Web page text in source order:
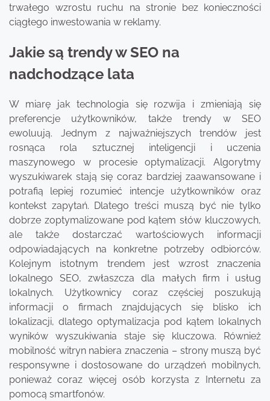
trwałego wzrostu ruchu na stronie bez konieczności
ciągłego inwestowania w reklamy.
Jakie są trendy w SEO na
nadchodzące lata
W miarę jak technologia się rozwija i zmieniają się
preferencje użytkowników, także trendy w SEO
ewoluują. Jednym z najważniejszych trendów jest
rosnąca rola sztucznej inteligencji i uczenia
maszynowego w procesie optymalizacji. Algorytmy
wyszukiwarek stają się coraz bardziej zaawansowane i
potrafią lepiej rozumieć intencje użytkowników oraz
kontekst zapytań. Dlatego treści muszą być nie tylko
dobrze zoptymalizowane pod kątem słów kluczowych,
ale także dostarczać wartościowych informacji
odpowiadających na konkretne potrzeby odbiorców.
Kolejnym istotnym trendem jest wzrost znaczenia
lokalnego SEO, zwłaszcza dla małych firm i usług
lokalnych. Użytkownicy coraz częściej poszukują
informacji o firmach znajdujących się blisko ich
lokalizacji, dlatego optymalizacja pod kątem lokalnych
wyników wyszukiwania staje się kluczowa. Również
mobilność witryn nabiera znaczenia – strony muszą być
responsywne i dostosowane do urządzeń mobilnych,
ponieważ coraz więcej osób korzysta z Internetu za
pomocą smartfonów.